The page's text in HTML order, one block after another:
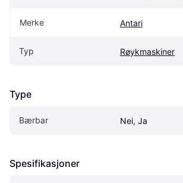
Merke Antari
Typ Røykmaskiner
Type
Bærbar Nei, Ja
Spesifikasjoner